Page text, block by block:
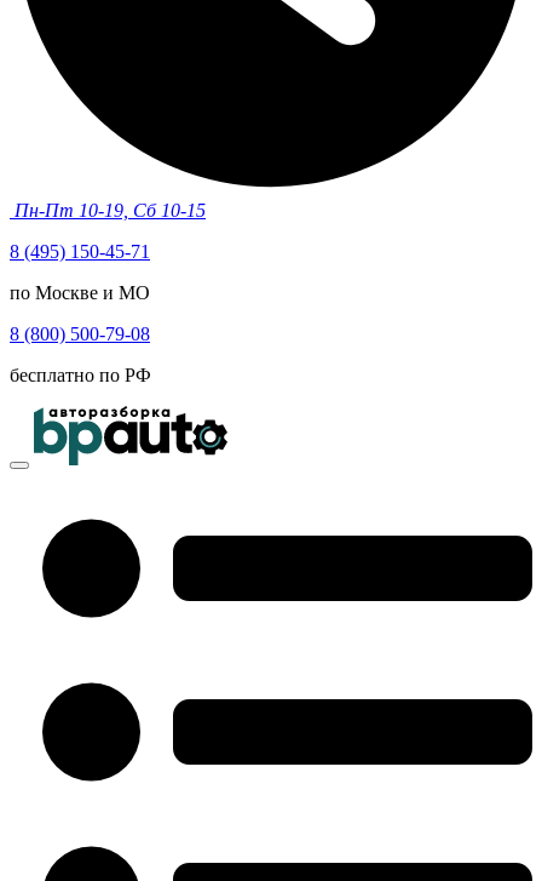
Пн-Пт 10-19, Сб 10-15
8 (495) 150-45-71
по Москве и МО
8 (800) 500-79-08
бесплатно по РФ